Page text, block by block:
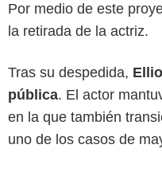
Por medio de este
la retirada de la actriz.
Tras su despedida,
pública. El actor
en la que también
uno de los casos de